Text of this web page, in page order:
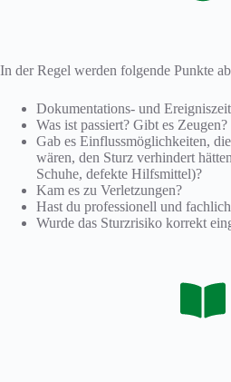
In der Regel werden folgende Punkte
Dokumentations- und Ereigniszeit
Was ist passiert? Gibt es Zeugen?
Gab es Einflussmöglichkeiten,
wären, den Sturz verhindert
Schuhe, defekte Hilfsmittel)?
Kam es zu Verletzungen?
Hast du professionell und
Wurde das Sturzrisiko korrekt